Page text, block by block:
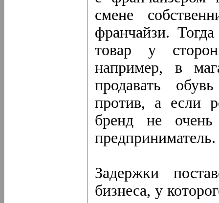
смене
франчайзи.
товар у
например, в
продавать
против, а если
бренд не
предприниматель.
Задержки
бизнеса, у